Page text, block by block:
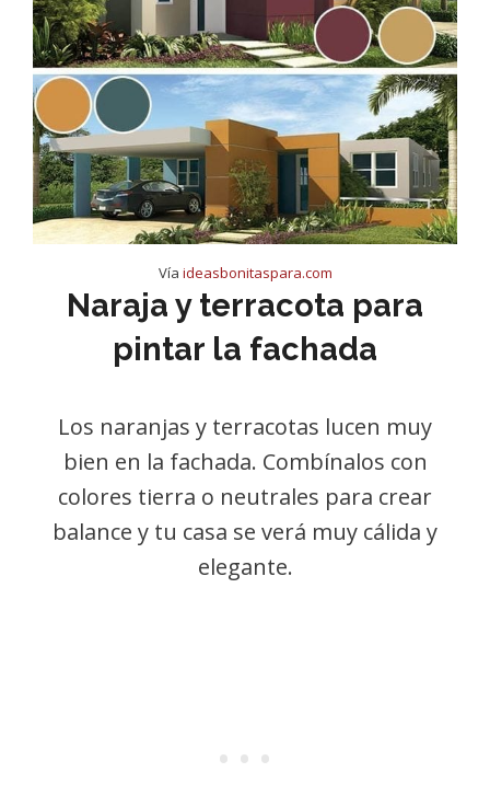
Vía ideasbonitaspara.com
Naraja y terracota para
pintar la fachada
Los naranjas y terracotas lucen muy
bien en la fachada. Combínalos con
colores tierra o neutrales para crear
balance y tu casa se verá muy cálida y
elegante.